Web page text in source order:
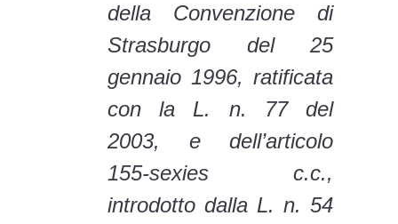
della Convenzione di
Strasburgo del 25
gennaio 1996, ratificata
con la L. n. 77 del
2003, e dell’articolo
155-sexies c.c.,
introdotto dalla L. n. 54